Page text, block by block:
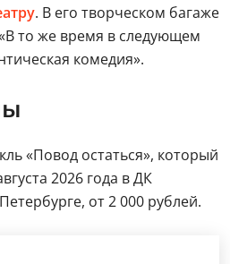
. В его творческом багаже
то же время в следующем
комедия».
«Повод остаться», который
2026 года в ДК
от 2 000 рублей.